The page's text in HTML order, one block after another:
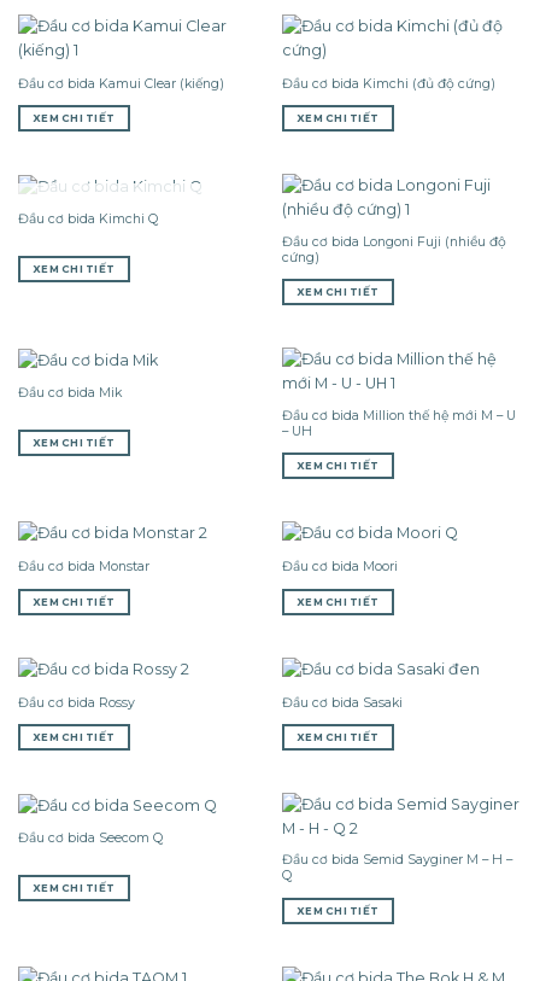
Đầu cơ bida Kamui Clear (kiếng)
XEM CHI TIẾT
Đầu cơ bida Kimchi (đủ độ cứng)
XEM CHI TIẾT
HẾT HÀNG
Đầu cơ bida Kimchi Q
XEM CHI TIẾT
Đầu cơ bida Longoni Fuji (nhiều độ
cứng)
XEM CHI TIẾT
Đầu cơ bida Mik
XEM CHI TIẾT
Đầu cơ bida Million thế hệ mới M – U
– UH
XEM CHI TIẾT
Đầu cơ bida Monstar
XEM CHI TIẾT
Đầu cơ bida Moori
XEM CHI TIẾT
Đầu cơ bida Rossy
XEM CHI TIẾT
Đầu cơ bida Sasaki
XEM CHI TIẾT
Đầu cơ bida Seecom Q
XEM CHI TIẾT
Đầu cơ bida Semid Sayginer M – H –
Q
XEM CHI TIẾT